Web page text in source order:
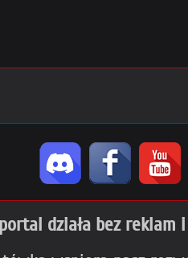
portal działa bez